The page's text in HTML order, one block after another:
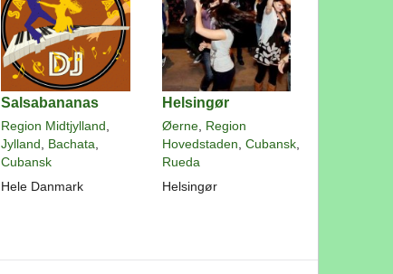
Salsabananas
Region Midtjylland,
Jylland, Bachata,
Cubansk
Hele Danmark
Helsingør
Øerne, Region
Hovedstaden, Cubansk,
Rueda
Helsingør